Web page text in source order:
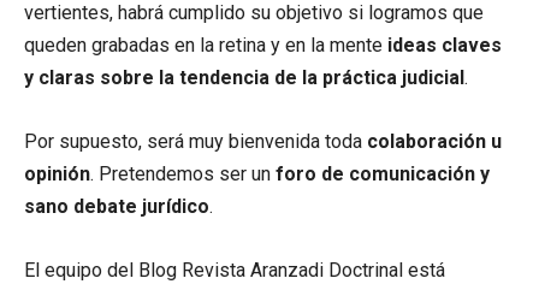
vertientes, habrá cumplido su objetivo si logramos que
queden grabadas en la retina y en la mente ideas claves
y claras sobre la tendencia de la práctica judicial.
Por supuesto, será muy bienvenida toda colaboración u
opinión. Pretendemos ser un foro de comunicación y
sano debate jurídico.
El equipo del Blog Revista Aranzadi Doctrinal está